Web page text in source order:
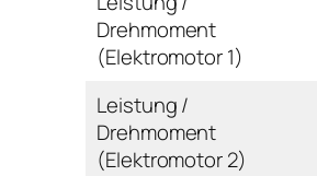
Drehmoment
(Elektromotor 1)
Leistung /
Drehmoment
(Elektromotor 2)